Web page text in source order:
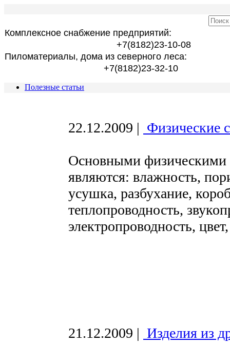
Комплексное снабжение предприятий:
+7(8182)23-10-08
Пиломатериалы, дома из северного леса:
+7(8182)23-32-10
Полезные статьи
22.12.2009 | Физические
Основными физическими
являются: влажность,
усушка, разбухание,
теплопроводность,
электропроводность,
21.12.2009 | Изделия из